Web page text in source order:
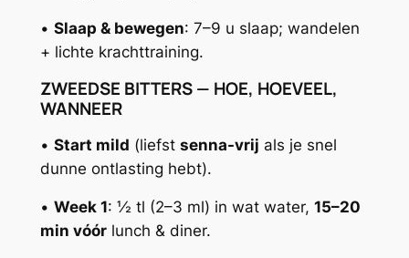
• Slaap & bewegen: 7–9 u slaap; wandelen
+ lichte krachttraining.
ZWEEDSE BITTERS — HOE, HOEVEEL,
WANNEER
• Start mild (liefst senna-vrij als je snel
dunne ontlasting hebt).
• Week 1: ½ tl (2–3 ml) in wat water, 15–20
min vóórlunch & diner.